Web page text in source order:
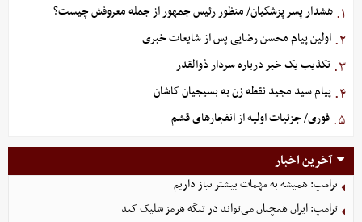
۱. هشدار پسر پزشکیان/ منظور رئیس جمهور از جمله معروفش چیست؟
۲. اولین پیام محسن رضایی پس از شایعات خبری
۳. تکذیب یک خبر درباره سردار ذوالقدر
۴. پیام سید مجید نقطه زن به بسیجیان کاشان
۵. فوری/ جزئیات اولیه از انفجارهای قشم
آخرین اخبار
ترامپ: همیشه به مهمات بیشتر نیاز داریم
ترامپ: ایران همچنان می‌تواند در تنگه هرمز شلیک کند